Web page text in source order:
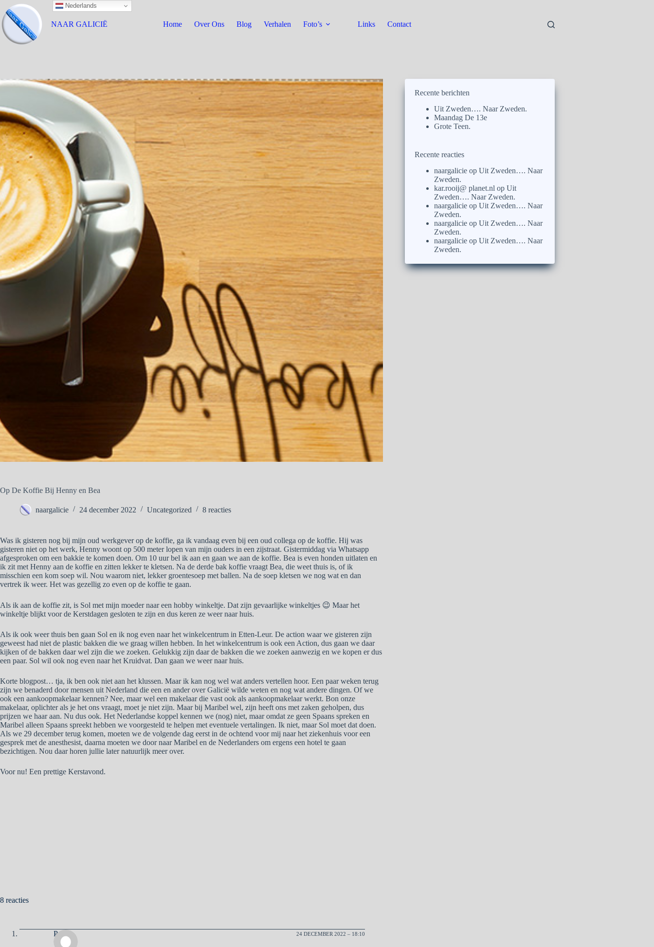
NAAR GALICIË Home Over Ons Blog Verhalen Foto’s Links Contact
Op De Koffie Bij Henny en Bea
naargalicie 24 december 2022 Uncategorized 8 reacties
Was ik gisteren nog bij mijn oud werkgever op de koffie, ga ik vandaag even bij een oud collega op de koffie. Hij was
gisteren niet op het werk, Henny woont op 500 meter lopen van mijn ouders in een zijstraat. Gistermiddag via Whatsapp
afgesproken om een bakkie te komen doen. Om 10 uur bel ik aan en gaan we aan de koffie. Bea is even honden uitlaten en
ik zit met Henny aan de koffie en zitten lekker te kletsen. Na de derde bak koffie vraagt Bea, die weet thuis is, of ik
misschien een kom soep wil. Nou waarom niet, lekker groentesoep met ballen. Na de soep kletsen we nog wat en dan
vertrek ik weer. Het was gezellig zo even op de koffie te gaan.
Als ik aan de koffie zit, is Sol met mijn moeder naar een hobby winkeltje. Dat zijn gevaarlijke winkeltjes 😉 Maar het
winkeltje blijkt voor de Kerstdagen gesloten te zijn en dus keren ze weer naar huis.
Als ik ook weer thuis ben gaan Sol en ik nog even naar het winkelcentrum in Etten-Leur. De action waar we gisteren zijn
geweest had niet de plastic bakken die we graag willen hebben. In het winkelcentrum is ook een Action, dus gaan we daar
kijken of de bakken daar wel zijn die we zoeken. Gelukkig zijn daar de bakken die we zoeken aanwezig en we kopen er dus
een paar. Sol wil ook nog even naar het Kruidvat. Dan gaan we weer naar huis.
Korte blogpost… tja, ik ben ook niet aan het klussen. Maar ik kan nog wel wat anders vertellen hoor. Een paar weken terug
zijn we benaderd door mensen uit Nederland die een en ander over Galicië wilde weten en nog wat andere dingen. Of we
ook een aankoopmakelaar kennen? Nee, maar wel een makelaar die vast ook als aankoopmakelaar werkt. Bon onze
makelaar, oplichter als je het ons vraagt, moet je niet zijn. Maar bij Maribel wel, zijn heeft ons met zaken geholpen, dus
prijzen we haar aan. Nu dus ook. Het Nederlandse koppel kennen we (nog) niet, maar omdat ze geen Spaans spreken en
Maribel alleen Spaans spreekt hebben we voorgesteld te helpen met eventuele vertalingen. Ik niet, maar Sol moet dat doen.
Als we 29 december terug komen, moeten we de volgende dag eerst in de ochtend voor mij naar het ziekenhuis voor een
gesprek met de anesthesist, daarna moeten we door naar Maribel en de Nederlanders om ergens een hotel te gaan
bezichtigen. Nou daar horen jullie later natuurlijk meer over.
Voor nu! Een prettige Kerstavond.
Recente berichten
Uit Zweden…. Naar Zweden.
Maandag De 13e
Grote Teen.
Recente reacties
naargalicie opUit Zweden…. Naar
Zweden.
kar.rooij@ planet.nl opUit
Zweden…. Naar Zweden.
naargalicie opUit Zweden…. Naar
Zweden.
naargalicie opUit Zweden…. Naar
Zweden.
naargalicie opUit Zweden…. Naar
Zweden.
8 reacties
Pa 24 DECEMBER 2022 – 18:10
Nederlands